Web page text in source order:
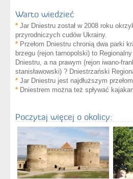
Warto wiedzieć
* Jar Dniestru został w 2008 roku
przyrodniczych cudów Ukrainy.
* Przełom Dniestru chronią dwa parki
brzegu (rejon tarnopolski) to
Dniestru, a na prawym (rejon iwano-
stanisławowski) ? Dniestrzański
* Jar Dniestru jest najdłuższym
* Dniestrem można też spływać
Poczytaj więcej o okolicy: